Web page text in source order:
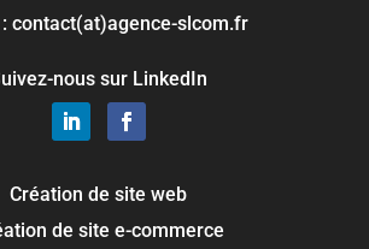
: contact(at)agence-slcom.fr
nous sur LinkedIn
Création de site web
de site e-commerce